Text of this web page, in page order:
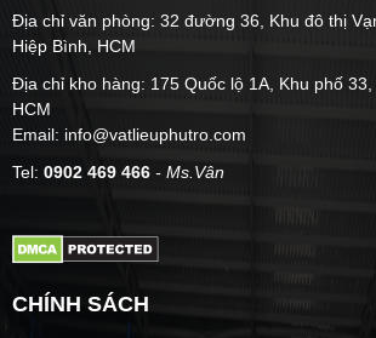
Địa chỉ văn phòng: 32 đường 36, Khu đô thị
Hiệp Bình, HCM
Địa chỉ kho hàng: 175 Quốc lộ 1A, Khu phố
HCM
Email: info@vatlieuphutro.com
Tel: 0902 469 466 - Ms.Vân
CHÍNH SÁCH